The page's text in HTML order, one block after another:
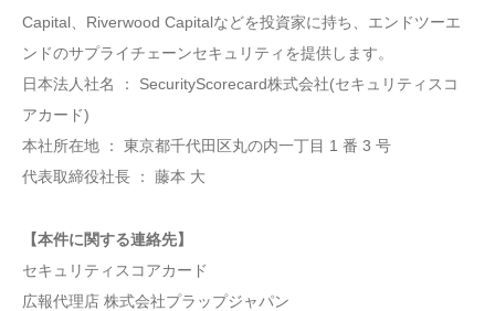
Capital、Riverwood Capitalなどを投資家に持ち、エンドツーエ
ンドのサプライチェーンセキュリティを提供します。
日本法人社名 ： SecurityScorecard株式会社(セキュリティスコ
アカード)
本社所在地 ： 東京都千代田区丸の内一丁目 1 番 3 号
代表取締役社長 ： 藤本 大
【本件に関する連絡先】
セキュリティスコアカード
広報代理店 株式会社プラップジャパン